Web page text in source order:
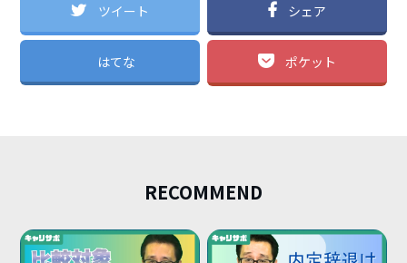
ツイート シェア
はてな ポケット
RECOMMEND